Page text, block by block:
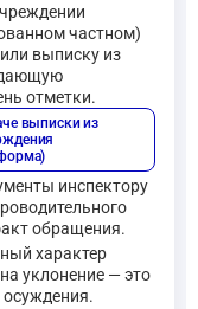
частном)
выписку из
отметки.
выписки из
инспектору
обращения.
характер
уклонение — это